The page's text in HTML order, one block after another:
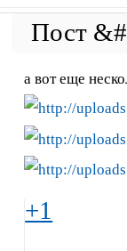
а вот еще
+1